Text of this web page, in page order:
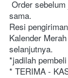
sama.
Resi
Kalender
selanjutnya.
*jadilah
* TERIMA -